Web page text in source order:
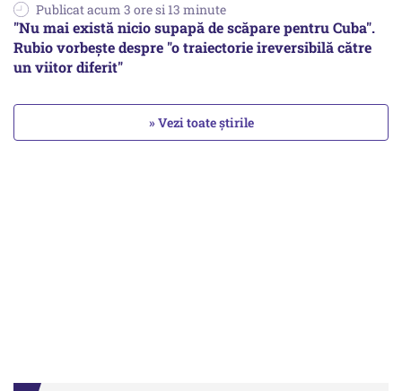
Publicat acum 3 ore si 13 minute
"Nu mai există nicio supapă de scăpare pentru Cuba".
Rubio vorbește despre "o traiectorie ireversibilă către
un viitor diferit"
» Vezi toate știrile